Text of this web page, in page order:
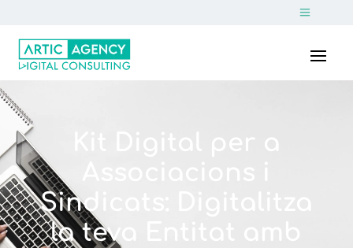
Sindicats: Digitalitza
la teva Entitat amb